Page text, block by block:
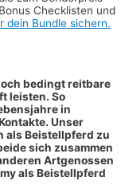
Checklisten und
dein Bundle sichern.
bedingt reitbare
leisten. So
in
Unser
als Beistellpferd zu
sich zusammen
Artgenossen
als Beistellpferd